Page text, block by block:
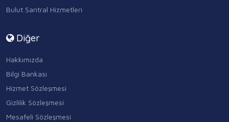
Bulut Santral Hizmetleri
Diğer
Hakkımızda
Bilgi Bankası
Hizmet Sözleşmesi
Gizlilik Sözleşmesi
Mesafeli Sözleşmesi